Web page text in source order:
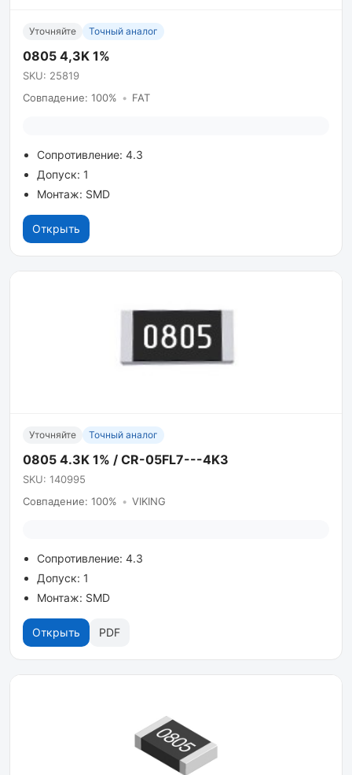
Уточняйте Точный аналог
0805 4,3K 1%
SKU: 25819
Совпадение: 100% • FAT
Сопротивление: 4.3
Допуск: 1
Монтаж: SMD
Открыть
Уточняйте Точный аналог
0805 4.3K 1% / CR-05FL7---4K3
SKU: 140995
Совпадение: 100% • VIKING
Сопротивление: 4.3
Допуск: 1
Монтаж: SMD
Открыть PDF